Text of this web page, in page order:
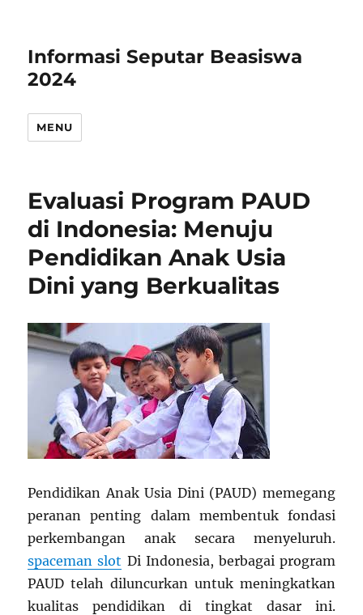
Informasi Seputar Beasiswa
2024
MENU
Evaluasi Program PAUD
di Indonesia: Menuju
Pendidikan Anak Usia
Dini yang Berkualitas
Pendidikan Anak Usia Dini (PAUD) memegang
peranan penting dalam membentuk fondasi
perkembangan anak secara menyeluruh.
spaceman slot Di Indonesia, berbagai program
PAUD telah diluncurkan untuk meningkatkan
kualitas pendidikan di tingkat dasar ini.